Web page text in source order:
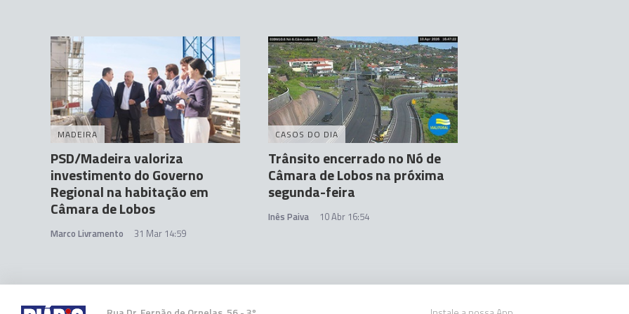
MADEIRA
PSD/Madeira valoriza
investimento do Governo
Regional na habitação em
Câmara de Lobos
Marco Livramento 31 Mar 14:59
CASOS DO DIA
Trânsito encerrado no Nó de
Câmara de Lobos na próxima
segunda-feira
Inês Paiva 10 Abr 16:54